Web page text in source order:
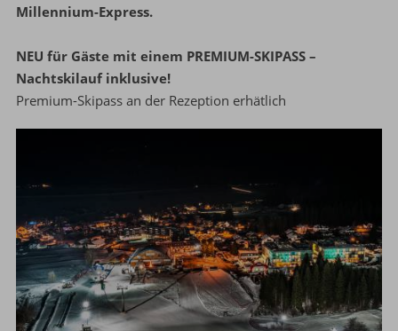
Millennium-Express.
NEU für Gäste mit einem PREMIUM-SKIPASS –
Nachtskilauf inklusive!
Premium-Skipass an der Rezeption erhätlich